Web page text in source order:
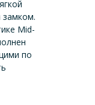
замком.
Mid-
по